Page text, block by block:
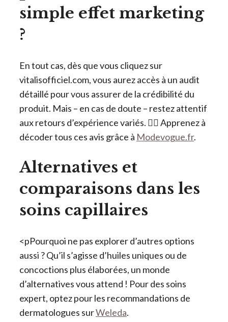
simple effet marketing
?
En tout cas, dès que vous cliquez sur
vitalisofficiel.com, vous aurez accès à un audit
détaillé pour vous assurer de la crédibilité du
produit. Mais – en cas de doute – restez attentif
aux retours d’expérience variés. 🕵️‍♀️ Apprenez à
décoder tous ces avis grâce à Modevogue.fr.
Alternatives et
comparaisons dans les
soins capillaires
<pPourquoi ne pas explorer d’autres options
aussi ? Qu’il s’agisse d’huiles uniques ou de
concoctions plus élaborées, un monde
d’alternatives vous attend ! Pour des soins
expert, optez pour les recommandations de
dermatologues surWeleda.